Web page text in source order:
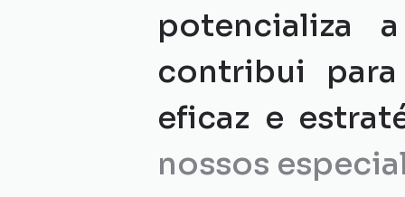
potencializa
contribui
eficaz e
nossos